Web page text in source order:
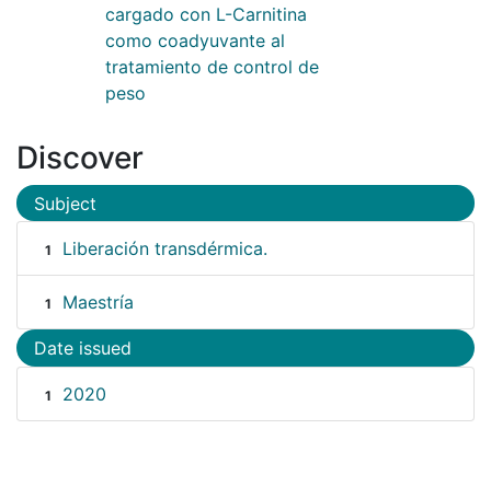
cargado con L-Carnitina
como coadyuvante al
tratamiento de control de
peso
Discover
Subject
1 Liberación transdérmica.
1 Maestría
Date issued
1 2020